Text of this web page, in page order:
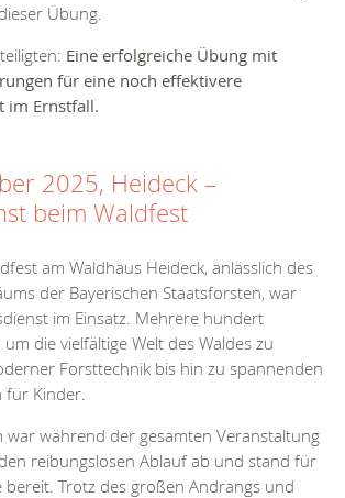
Übung.
Eine erfolgreiche Übung mit
für eine noch effektivere
im Ernstfall.
2025, Heideck –
beim Waldfest
am Waldhaus Heideck, anlässlich des
der Bayerischen Staatsforsten, war
im Einsatz. Mehrere hundert
die vielfältige Welt des Waldes zu
Forsttechnik bis hin zu spannenden
Kinder.
war während der gesamten Veranstaltung
reibungslosen Ablauf ab und stand für
bereit. Trotz des großen Andrangs und